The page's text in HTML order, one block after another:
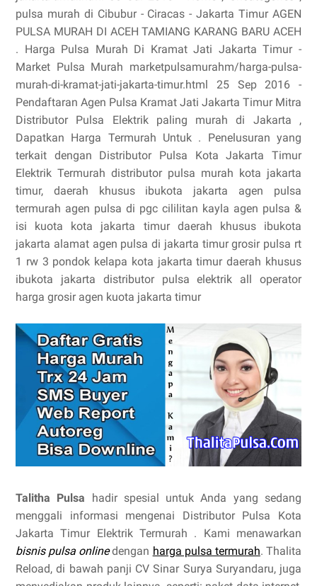
pulsa murah di Cibubur - Ciracas - Jakarta Timur AGEN
PULSA MURAH DI ACEH TAMIANG KARANG BARU ACEH
. Harga Pulsa Murah Di Kramat Jati Jakarta Timur -
Market Pulsa Murah marketpulsamurahm/harga-pulsa-
murah-di-kramat-jati-jakarta-timur.html 25 Sep 2016 -
Pendaftaran Agen Pulsa Kramat Jati Jakarta Timur Mitra
Distributor Pulsa Elektrik paling murah di Jakarta ,
Dapatkan Harga Termurah Untuk . Penelusuran yang
terkait dengan Distributor Pulsa Kota Jakarta Timur
Elektrik Termurah distributor pulsa murah kota jakarta
timur, daerah khusus ibukota jakarta agen pulsa
termurah agen pulsa di pgc cililitan kayla agen pulsa &
isi kuota kota jakarta timur daerah khusus ibukota
jakarta alamat agen pulsa di jakarta timur grosir pulsa rt
1 rw 3 pondok kelapa kota jakarta timur daerah khusus
ibukota jakarta distributor pulsa elektrik all operator
harga grosir agen kuota jakarta timur
Talitha Pulsa hadir spesial untuk Anda yang sedang
menggali informasi mengenai Distributor Pulsa Kota
Jakarta Timur Elektrik Termurah . Kami menawarkan
bisnis pulsa onlinedengan harga pulsa termurah. Thalita
Reload, di bawah panji CV Sinar Surya Suryandaru, juga